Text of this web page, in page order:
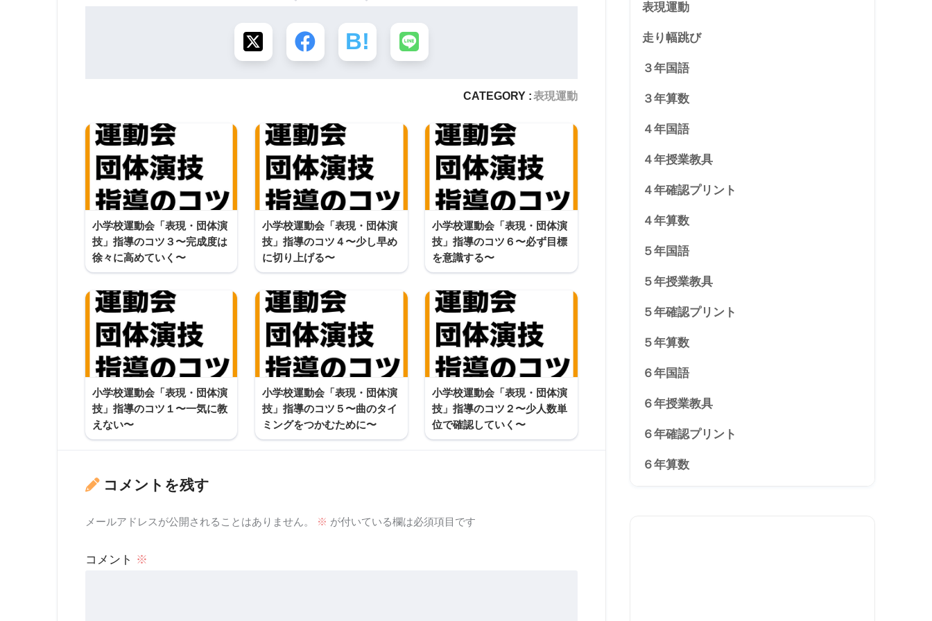
CATEGORY :表現運動
小学校運動会「表現・団体演
技」指導のコツ３〜完成度は
徐々に高めていく〜
小学校運動会「表現・団体演
技」指導のコツ４〜少し早め
に切り上げる〜
小学校運動会「表現・団体演
技」指導のコツ６〜必ず目標
を意識する〜
小学校運動会「表現・団体演
技」指導のコツ１〜一気に教
えない〜
小学校運動会「表現・団体演
技」指導のコツ５〜曲のタイ
ミングをつかむために〜
小学校運動会「表現・団体演
技」指導のコツ２〜少人数単
位で確認していく〜
コメントを残す
メールアドレスが公開されることはありません。 ※ が付いている欄は必須項目です
コメント ※
表現運動
走り幅跳び
３年国語
３年算数
４年国語
４年授業教具
４年確認プリント
４年算数
５年国語
５年授業教具
５年確認プリント
５年算数
６年国語
６年授業教具
６年確認プリント
６年算数